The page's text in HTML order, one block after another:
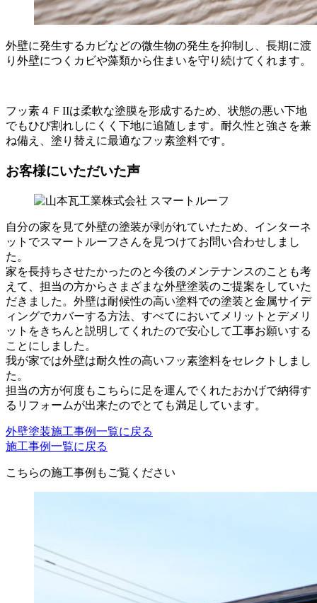
外壁に発生するカビなどの微生物の発生を抑制し、長期に渡
り外壁につくカビや藻類から住まいを守り続けてくれます。
フッ素４ＦIIは柔軟な塗膜を形成するため、状態の悪い下地
でもひび割れしにくく下地に追随します。耐久性と強さを兼
ね備え、塗り替えに最適なフッ素塗料です。
お客様にいただいた声
自分の家を見て外壁の塗装が剥がれていたため、インターネ
ットでスマートルーフさんを見つけてお問い合わせしまし
た。
家を長持ちさせたかったのと今後のメンテナンスのことも考
えて、担当の方からさまざまな外壁塗装のご提案をしていた
だきました。 外壁は耐候性の高い塗料での塗装と金属サイデ
ィングでカバーする方法、すべてにおいてメリットとデメリ
ットをきちんと説明してくれたので安心して工事お願いする
ことにしました。
我が家では外壁は耐久性の高いフッ素塗料をセレクトしまし
た。
担当の方が何度もこちらに足を運んでくれたおかげで納得す
るリフォームが出来たのでとても満足しています。
外壁塗装施工事例一覧に戻る
施工事例一覧に戻る
こちらの施工事例もご覧ください